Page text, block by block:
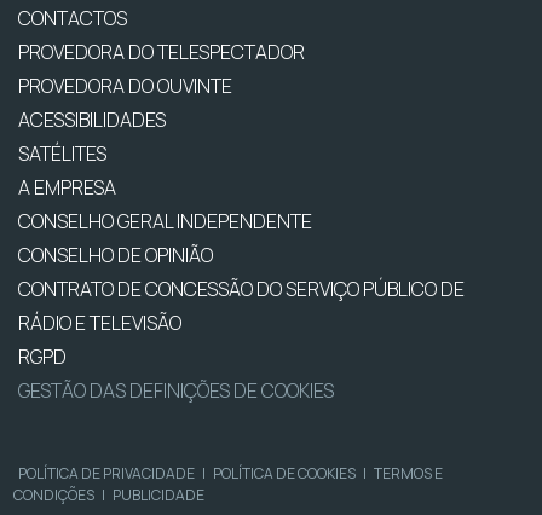
CONTACTOS
PROVEDORA DO TELESPECTADOR
PROVEDORA DO OUVINTE
ACESSIBILIDADES
SATÉLITES
A EMPRESA
CONSELHO GERAL INDEPENDENTE
CONSELHO DE OPINIÃO
CONTRATO DE CONCESSÃO DO SERVIÇO PÚBLICO DE
RÁDIO E TELEVISÃO
RGPD
GESTÃO DAS DEFINIÇÕES DE COOKIES
POLÍTICA DE PRIVACIDADE | POLÍTICA DE COOKIES | TERMOS E
CONDIÇÕES | PUBLICIDADE